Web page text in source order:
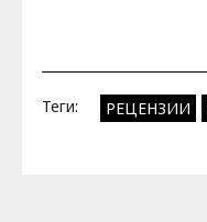
Теги: РЕЦЕНЗИИ